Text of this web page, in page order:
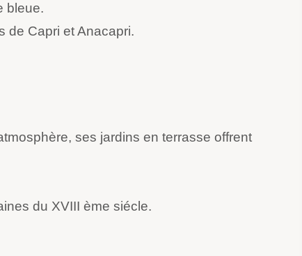
bleue.
de Capri et Anacapri.
ses jardins en terrasse offrent
du XVIII ème siécle.